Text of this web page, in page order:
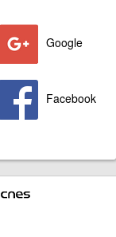
Google
Facebook